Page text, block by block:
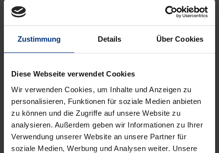
Zustimmung Details Über Cookies
Diese Webseite verwendet Cookies
Wir verwenden Cookies, um Inhalte und Anzeigen zu
personalisieren, Funktionen für soziale Medien anbieten
zu können und die Zugriffe auf unsere Website zu
analysieren. Außerdem geben wir Informationen zu Ihrer
Verwendung unserer Website an unsere Partner für
soziale Medien, Werbung und Analysen weiter. Unsere
Description
Der 4. Band dieser Reihe enthält die Vorträge, die
Kaufmann-Stiftung in den Jahren 2010, 2011, 2015,
2019 und 2020 gehalten wurden.
Die fünf Preisträger behandeln in ihren
Vortragstexten das Thema Ortsnamen unter
verschiedenen Aspekten und in unterschiedlichen
Regionen. Peter Anreiter erarbeitet Kriterien für die